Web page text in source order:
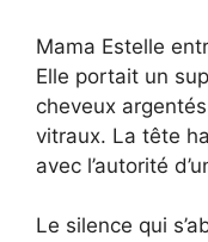
Mama Estelle
Elle portait un
cheveux
vitraux. La tête
avec l’autorité
Le silence qui